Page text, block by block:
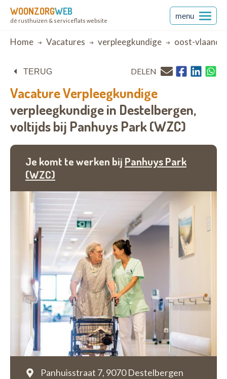
WOONZORGWEB
dé rusthuizen & serviceflats website
menu
Breadcrumb
Home Vacatures verpleegkundige oost-
TERUG DELEN
VacatureVerpleegkundige
verpleegkundige in Destelbergen,
voltijds bij Panhuys Park (WZC)
Je komt te werken bij Panhuys Park
(WZC)
Panhuisstraat 7, 9070 Destelbergen